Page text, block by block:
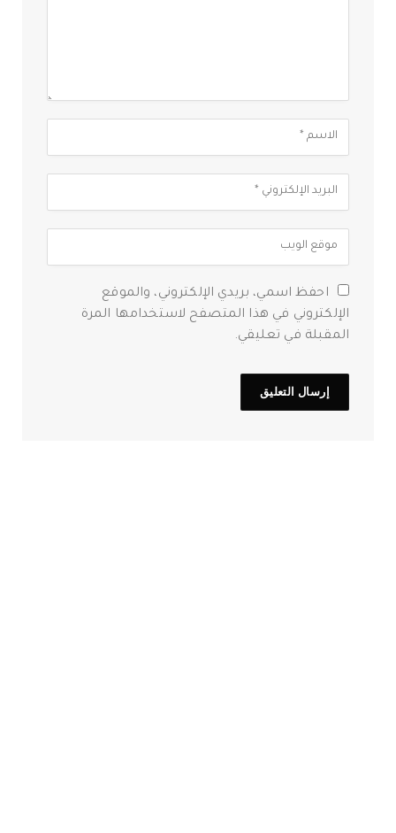
احفظ اسمي، بريدي الإلكتروني، والموقع
الإلكتروني في هذا المتصفح لاستخدامها المرة
المقبلة في تعليقي.